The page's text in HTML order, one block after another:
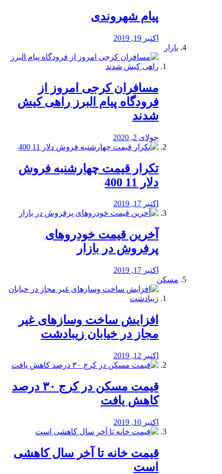
پیام شهروندی
اکتبر 19, 2019
بازار
مسافران کرجی امروز از
فرودگاه پیام البرز راهی کیش
شدند
جولای 2, 2020
تکرار قیمت چهارشنبه فروش
دلار 11 400
اکتبر 17, 2019
آخرین قیمت خودرو‌های
پرفروش در بازار
اکتبر 17, 2019
مسکن
افزایش ساخت وسازهای غیر
مجاز در خیابان زیبادشت
اکتبر 12, 2019
️قیمت مسکن در کرج ۳۰ درصد
کاهش یافت
اکتبر 10, 2019
قیمت خانه تا آخر سال کاهشی
است